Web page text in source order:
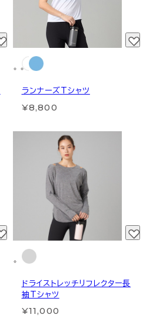
ランナーズTシャツ
¥8,800
ドライストレッチリフレクター長
袖Tシャツ
¥11,000